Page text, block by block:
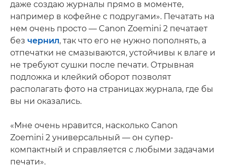
даже создаю журналы прямо в моменте,
например в кофейне с подругами». Печатать на
нем очень просто — Canon Zoemini 2 печатает
без чернил, так что его не нужно пополнять, а
отпечатки не смазываются, устойчивы к влаге и
не требуют сушки после печати. Отрывная
подложка и клейкий оборот позволят
располагать фото на страницах журнала, где бы
вы ни оказались.
«Мне очень нравится, насколько Canon
Zoemini 2 универсальный — он супер-
компактный и справляется с любыми задачами
печати».